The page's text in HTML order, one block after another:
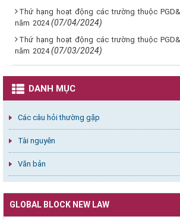
Thứ hạng hoạt động các trường thuộc
năm 2024 (07/04/2024)
Thứ hạng hoạt động các trường thuộc
năm 2024 (07/03/2024)
DANH MỤC
Các câu hỏi thường gặp
Tài nguyên
Văn bản
GLOBAL BLOCK NEW LAW